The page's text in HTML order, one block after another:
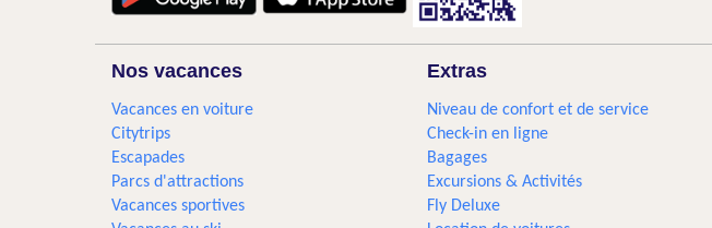
Nos vacances
Vacances en voiture
Citytrips
Escapades
Parcs d'attractions
Vacances sportives
Extras
Niveau de confort et de service
Check-in en ligne
Bagages
Excursions & Activités
Fly Deluxe